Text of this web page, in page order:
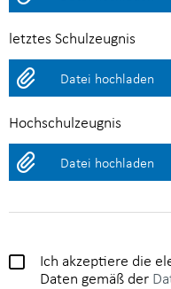
letztes Schulzeugnis
Datei hochladen
Hochschulzeugnis
Datei hochladen
Ich akzeptiere die
Daten gemäß der